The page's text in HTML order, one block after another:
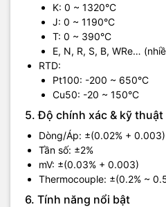
K: 0 ~ 1320°C
J: 0 ~ 1190°C
T: 0 ~ 390°C
E, N, R, S, B, WRe…
RTD:
Pt100: -200 ~ 650°C
Cu50: -20 ~ 150°C
5. Độ chính xác & kỹ thuật
Dòng/Áp: ±(0.02% + 0.003)
Tần số: ±2%
mV: ±(0.03% + 0.003)
Thermocouple: ±(0.2% ~
6. Tính năng nổi bật